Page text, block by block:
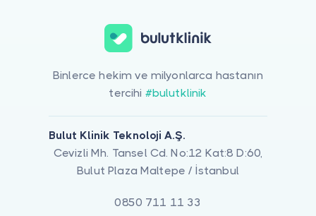
Binlerce hekim ve milyonlarca hastanın
tercihi #bulutklinik
Bulut Klinik Teknoloji A.Ş.
Cevizli Mh. Tansel Cd. No:12 Kat:8 D:60,
Bulut Plaza Maltepe / İstanbul
0850 711 11 33